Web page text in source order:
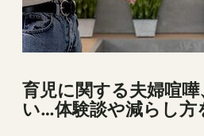
育児に関する夫婦喧
い…体験談や減らし方